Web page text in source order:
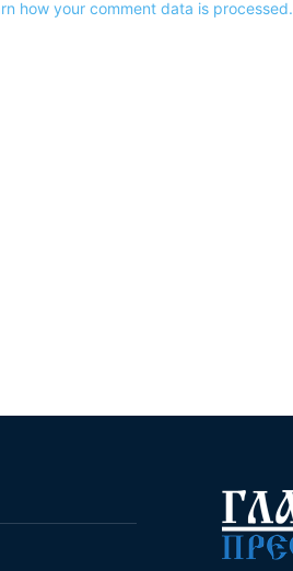
how your comment data is processed.